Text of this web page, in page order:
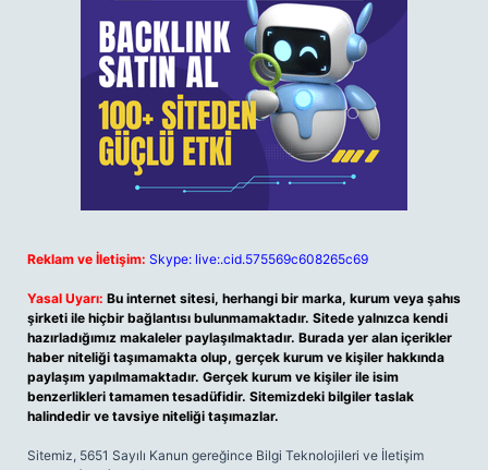
Reklam ve İletişim: Skype: live:.cid.575569c608265c69
Yasal Uyarı: Bu internet sitesi, herhangi bir marka, kurum veya şahıs
şirketi ile hiçbir bağlantısı bulunmamaktadır. Sitede yalnızca kendi
hazırladığımız makaleler paylaşılmaktadır. Burada yer alan içerikler
haber niteliği taşımamakta olup, gerçek kurum ve kişiler hakkında
paylaşım yapılmamaktadır. Gerçek kurum ve kişiler ile isim
benzerlikleri tamamen tesadüfidir. Sitemizdeki bilgiler taslak
halindedir ve tavsiye niteliği taşımazlar.
Sitemiz, 5651 Sayılı Kanun gereğince Bilgi Teknolojileri ve İletişim